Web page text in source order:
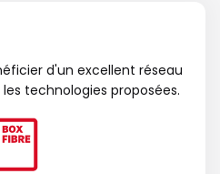
d'un excellent réseau
technologies proposées.